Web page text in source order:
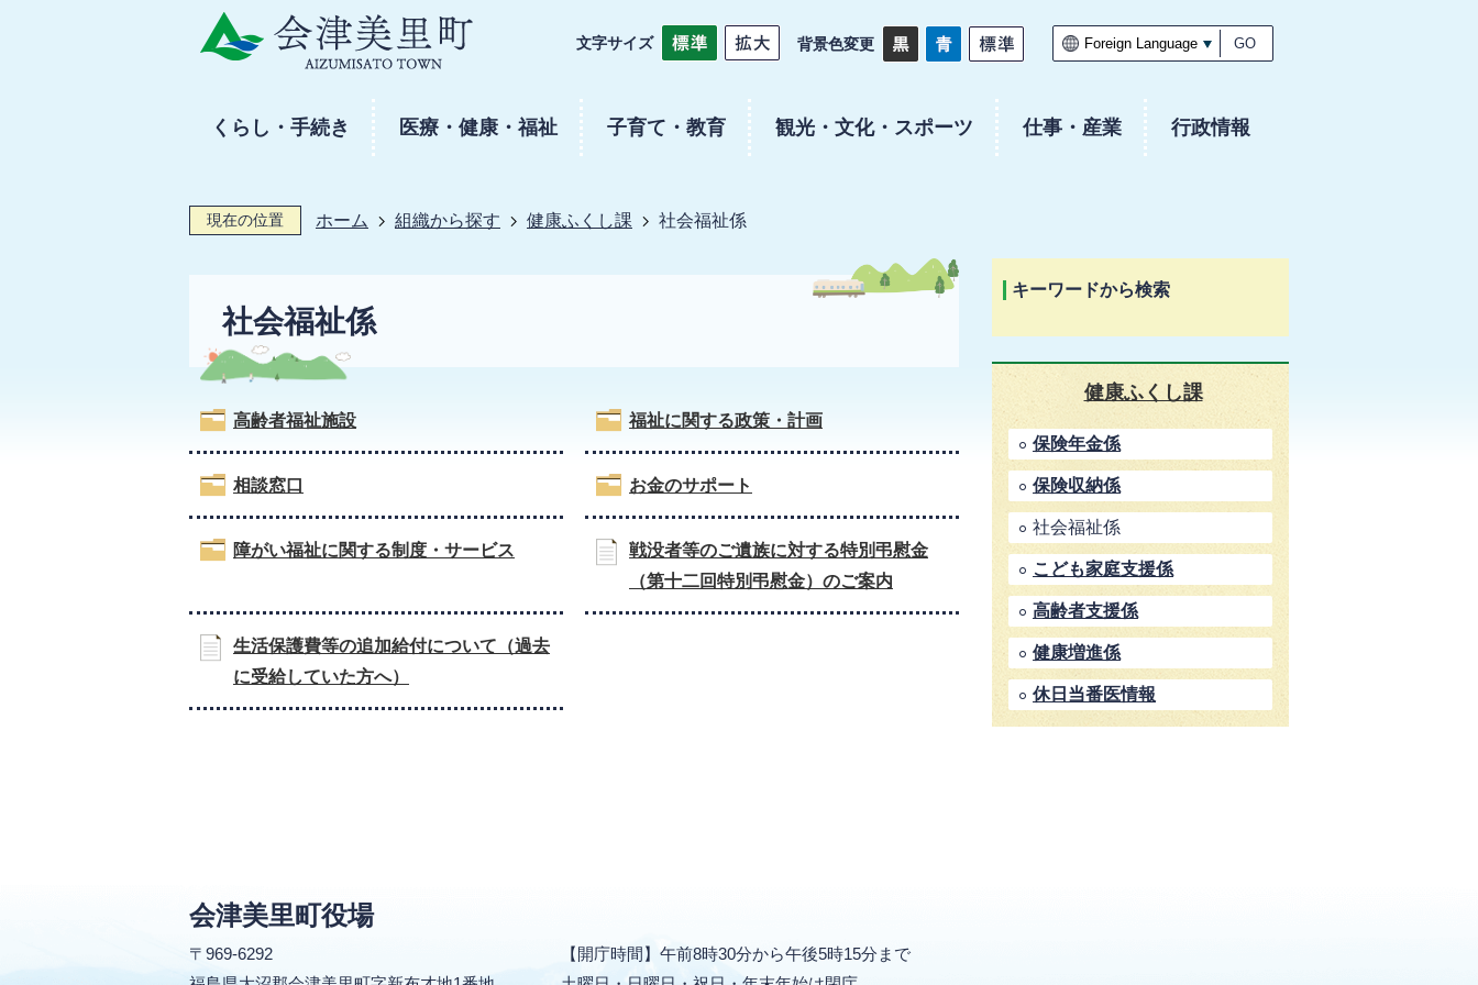
文字サイズ 背景色変更 GO
くらし・手続き 医療・健康・福祉 子育て・教育 観光・文化・スポーツ 仕事・産業 行政情報
現在の位置 ホーム 組織から探す 健康ふくし課 社会福祉係
社会福祉係
高齢者福祉施設 福祉に関する政策・計画
相談窓口 お金のサポート
障がい福祉に関する制度・サービス
戦没者等のご遺族に対する特別弔慰金
（第十二回特別弔慰金）のご案内
生活保護費等の追加給付について（過去
に受給していた方へ）
キーワードから検索
健康ふくし課
保険年金係
保険収納係
社会福祉係
こども家庭支援係
高齢者支援係
健康増進係
休日当番医情報
会津美里町役場
〒969-6292
【開庁時間】午前8時30分から午後5時15分まで